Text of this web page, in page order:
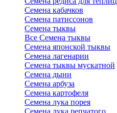
Семена кабачков
Семена патиссонов
Семена тыквы
Все Семена тыквы
Семена японской тыквы
Семена лагенарии
Семена тыквы мускатной
Семена дыни
Семена арбуза
Семена картофеля
Семена лука порея
Семена лука репчатого